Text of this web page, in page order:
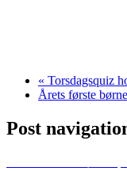
« Torsdagsquiz
Årets første
Post